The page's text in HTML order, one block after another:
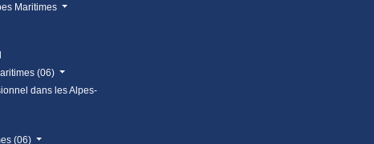
Maritimes
(06)
dans les Alpes-
(06)